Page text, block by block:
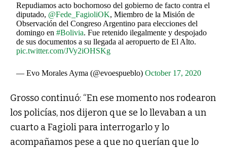
Repudiamos acto bochornoso del gobierno de facto contra el
diputado, @Fede_FagioliOK, Miembro de la Misión de
Observación del Congreso Argentino para elecciones del
domingo en#Bolivia. Fue retenido ilegalmente y despojado
de sus documentos a su llegada al aeropuerto de El Alto.
pic.twitter.com/JVy2iOHSKg
— Evo Morales Ayma (@evoespueblo)October 17, 2020
Grosso continuó: “En ese momento nos rodearon
los policías, nos dijeron que se lo llevaban a un
cuarto a Fagioli para interrogarlo y lo
acompañamos pese a que no querían que lo